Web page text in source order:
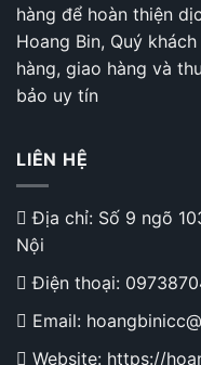
hàng để hoàn thiện
Hoang Bin, Quý
hàng, giao hàng và
bảo uy tín
LIÊN HỆ
Địa chỉ: Số 9 ngõ
Nội
Điện thoại:
Email:
Website: https://